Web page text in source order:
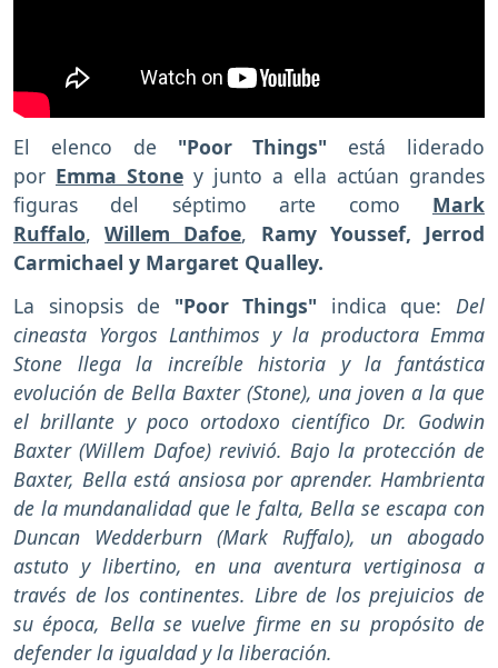
El elenco de "Poor Things" está liderado
por Emma Stone y junto a ella actúan grandes
figuras del séptimo arte como Mark
Ruffalo,Willem Dafoe, Ramy Youssef, Jerrod
Carmichael y Margaret Qualley.
La sinopsis de "Poor Things" indica que: Del
cineasta Yorgos Lanthimos y la productora Emma
Stone llega la increíble historia y la fantástica
evolución de Bella Baxter (Stone), una joven a la que
el brillante y poco ortodoxo científico Dr. Godwin
Baxter (Willem Dafoe) revivió. Bajo la protección de
Baxter, Bella está ansiosa por aprender. Hambrienta
de la mundanalidad que le falta, Bella se escapa con
Duncan Wedderburn (Mark Ruffalo), un abogado
astuto y libertino, en una aventura vertiginosa a
través de los continentes. Libre de los prejuicios de
su época, Bella se vuelve firme en su propósito de
defender la igualdad y la liberación.